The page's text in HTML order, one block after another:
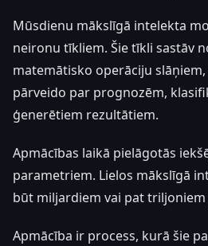
Mūsdienu mākslīgā intelekta
neironu tīkliem. Šie tīkli sastāv
matemātisko operāciju
pārveido par prognozēm,
ģenerētiem rezultātiem.
Apmācības laikā pielāgotās
parametriem. Lielos mākslīgā
būt miljardiem vai pat
Apmācība ir process, kurā šie